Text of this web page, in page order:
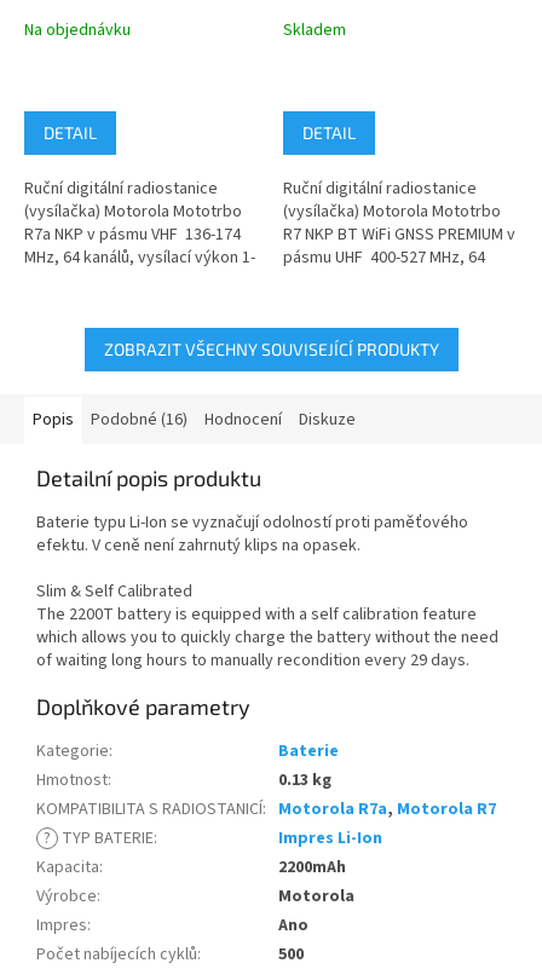
MDH06JDC9VA2AN
Na objednávku
DETAIL
Ruční digitální radiostanice
(vysílačka) Motorola Mototrbo
R7a NKP v pásmu VHF 136-174
MHz, 64 kanálů, vysílací výkon 1-
GNSS MDH06RDC9XA2AN
Skladem
DETAIL
Ruční digitální radiostanice
(vysílačka) Motorola Mototrbo
R7 NKP BT WiFi GNSS PREMIUM v
pásmu UHF 400-527 MHz, 64
ZOBRAZIT VŠECHNY SOUVISEJÍCÍ PRODUKTY
Popis Podobné (16) Hodnocení Diskuze
Detailní popis produktu
Baterie typu Li-Ion se vyznačují odolností proti paměťového
efektu. V ceně není zahrnutý klips na opasek.
Slim & Self Calibrated
The 2200T battery is equipped with a self calibration feature
which allows you to quickly charge the battery without the need
of waiting long hours to manually recondition every 29 days.
Doplňkové parametry
Kategorie:
Baterie
Hmotnost:
0.13 kg
KOMPATIBILITA S RADIOSTANICÍ: Motorola R7a, Motorola R7
? TYP BATERIE:
Impres Li-Ion
Kapacita:
2200mAh
Výrobce:
Motorola
Impres:
Ano
Počet nabíjecích cyklů:
500